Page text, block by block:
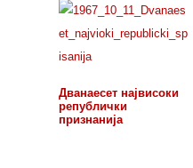
Дванаесет највисоки
републички
признанија